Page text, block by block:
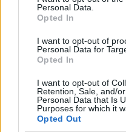
Personal Data.
Opted In
I want to opt-out of
Personal Data for
Opted In
I want to opt-out of
Retention, Sale, and/
Personal Data that Is
Purposes for which it
Opted Out
profilakse un
Speciālistupadomi
mentālās veselības